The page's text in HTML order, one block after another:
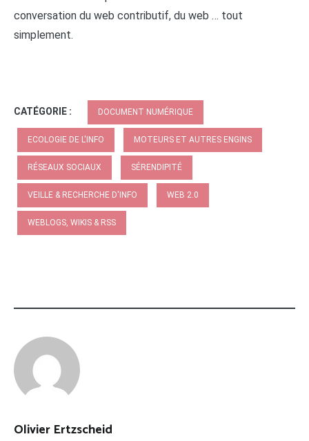
conversation du web contributif, du web … tout
simplement.
CATÉGORIE : DOCUMENT NUMÉRIQUE
ECOLOGIE DE L'INFO MOTEURS ET AUTRES ENGINS
RÉSEAUX SOCIAUX SÉRENDIPITÉ
VEILLE & RECHERCHE D'INFO WEB 2.0
WEBLOGS, WIKIS & RSS
Olivier Ertzscheid